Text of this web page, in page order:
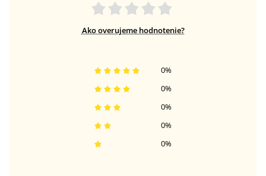
Ako overujeme hodnotenie?
0%
0%
0%
0%
0%